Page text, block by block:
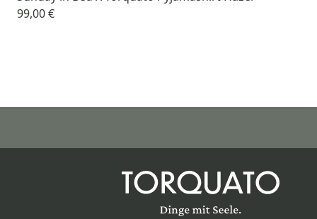
99,00 €